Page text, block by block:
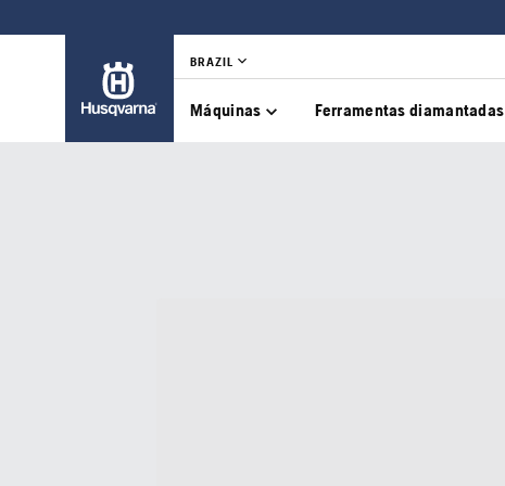
BRAZIL
Máquinas Ferramentas diamantadas